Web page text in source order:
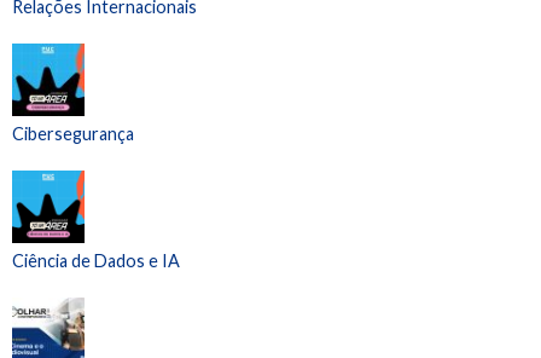
Relações Internacionais
Cibersegurança
Ciência de Dados e IA